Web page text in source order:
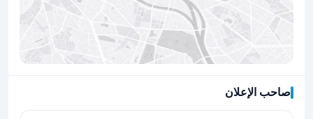
صاحب الإعلان